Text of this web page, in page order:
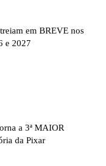
em BREVE nos
e 2027
a 3ª MAIOR
da Pixar